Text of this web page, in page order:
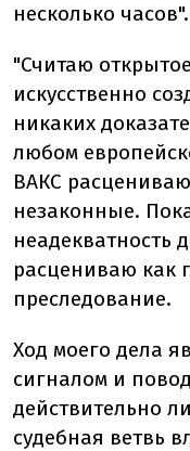
несколько часов".
"Считаю
искусственно
никаких
любом
ВАКС
незаконные.
неадекватность
расцениваю как
преследование.
Ход моего дела
сигналом и
действительно
судебная ветвь